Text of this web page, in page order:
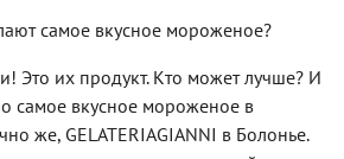
самое вкусное мороженое?
Это их продукт. Кто может лучше? И
самое вкусное мороженое в
же, GELATERIAGIANNI в Болонье.